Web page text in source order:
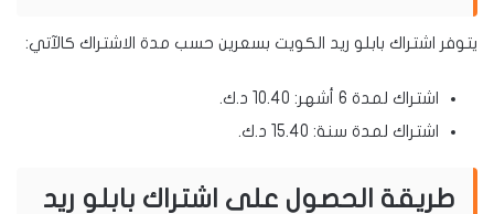
يتوفر اشتراك بابلو ريد الكويت بسعرين حسب مدة الاشتراك كالآتي:
اشتراك لمدة 6 أشهر: 10.40 د.ك.
اشتراك لمدة سنة: 15.40 د.ك.
طريقة الحصول على اشتراك بابلو ريد